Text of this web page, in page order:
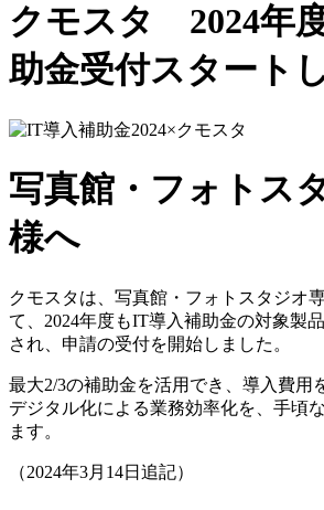
クモスタ 2024年
助金受付スタート
写真館・フォトス
様へ
クモスタは、写真館・フォトスタジオ
て、2024年度もIT導入補助金の対象製
され、申請の受付を開始しました。
最大2/3の補助金を活用でき、導入費用
デジタル化による業務効率化を、手頃
ます。
（2024年3月14日追記）